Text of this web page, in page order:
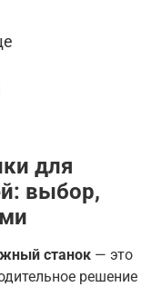
для
выбор,
станок — это
решение